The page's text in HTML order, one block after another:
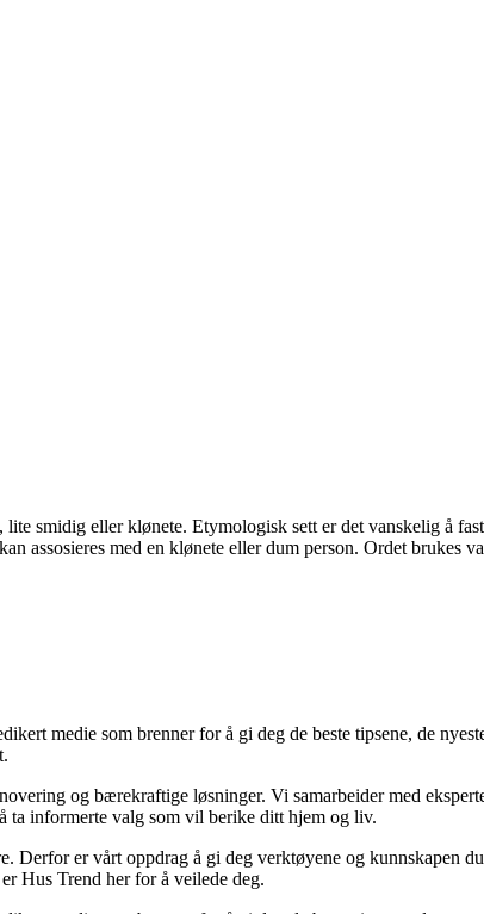
smidig eller klønete. Etymologisk sett er det vanskelig å
assosieres med en klønete eller dum person. Ordet brukes
medie som brenner for å gi deg de beste tipsene, de
og bærekraftige løsninger. Vi samarbeider med
ta informerte valg som vil berike ditt hjem og liv.
er vårt oppdrag å gi deg verktøyene og kunnskapen
Hus Trend her for å veilede deg.